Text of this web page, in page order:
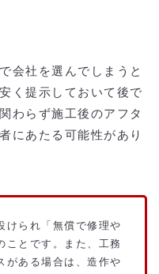
会社を選んでしまうと
く提示しておいて後で
わらず施工後のアフタ
にあたる可能性があり
けられ「無償で修理や
ことです。また、工務
がある場合は、造作や